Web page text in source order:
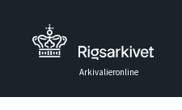
Arkivalieronline